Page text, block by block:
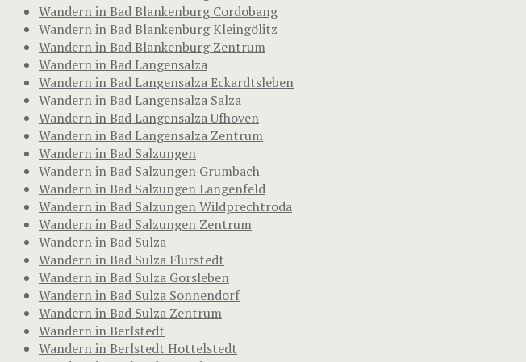
Wandern in Bad Blankenburg Cordobang
Wandern in Bad Blankenburg Kleingölitz
Wandern in Bad Blankenburg Zentrum
Wandern in Bad Langensalza
Wandern in Bad Langensalza Eckardtsleben
Wandern in Bad Langensalza Salza
Wandern in Bad Langensalza Ufhoven
Wandern in Bad Langensalza Zentrum
Wandern in Bad Salzungen
Wandern in Bad Salzungen Grumbach
Wandern in Bad Salzungen Langenfeld
Wandern in Bad Salzungen Wildprechtroda
Wandern in Bad Salzungen Zentrum
Wandern in Bad Sulza
Wandern in Bad Sulza Flurstedt
Wandern in Bad Sulza Gorsleben
Wandern in Bad Sulza Sonnendorf
Wandern in Bad Sulza Zentrum
Wandern in Berlstedt
Wandern in Berlstedt Hottelstedt